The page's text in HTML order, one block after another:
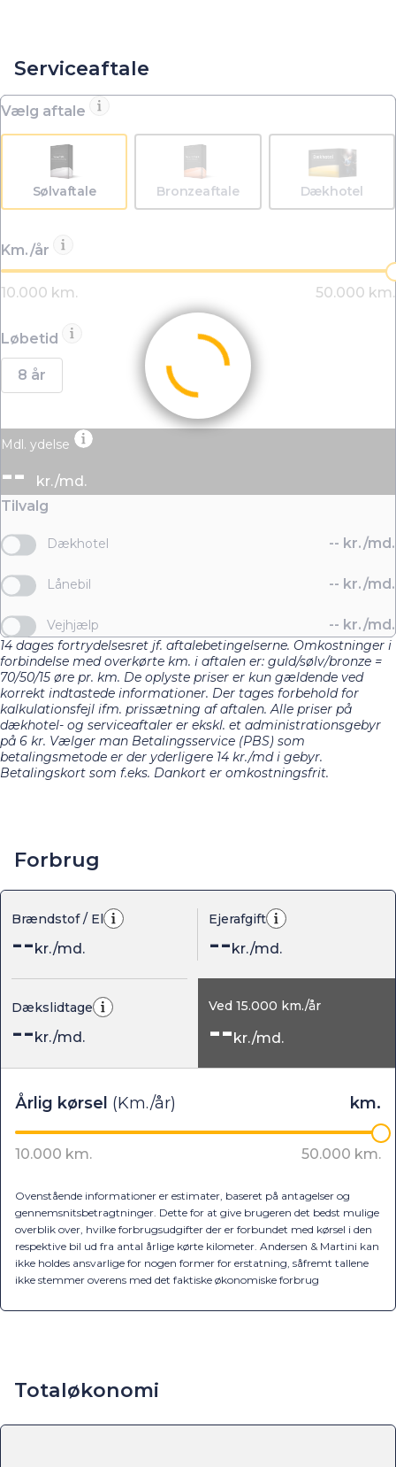
Serviceaftale
Vælg aftale
Sølvaftale Bronzeaftale Dækhotel
Km./år
Løbetid
8 år
Mdl. ydelse
--
kr./md.
Tilvalg
Dækhotel -- kr./md.
Lånebil -- kr./md.
Vejhjælp -- kr./md.
14 dages fortrydelsesret jf. aftalebetingelserne. Omkostninger i
forbindelse med overkørte km. i aftalen er: guld/sølv/bronze =
70/50/15 øre pr. km. De oplyste priser er kun gældende ved
korrekt indtastede informationer. Der tages forbehold for
kalkulationsfejl ifm. prissætning af aftalen. Alle priser på
dækhotel- og serviceaftaler er ekskl. et administrationsgebyr
på 6 kr. Vælger man Betalingsservice (PBS) som
betalingsmetode er der yderligere 14 kr./md i gebyr.
Betalingskort som f.eks. Dankort er omkostningsfrit.
Forbrug
Brændstof / El
--kr./md.
Ejerafgift
--kr./md.
Dækslidtage
--kr./md.
Ved 15.000 km./år
--kr./md.
Ovenstående informationer er estimater, baseret på antagelser og
gennemsnitsbetragtninger. Dette for at give brugeren det bedst mulige
overblik over, hvilke forbrugsudgifter der er forbundet med kørsel i den
respektive bil ud fra antal årlige kørte kilometer. Andersen & Martini kan
ikke holdes ansvarlige for nogen former for erstatning, såfremt tallene
ikke stemmer overens med det faktiske økonomiske forbrug
Totaløkonomi